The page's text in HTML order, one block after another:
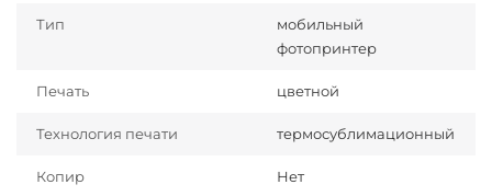
Тип
мобильный
фотопринтер
Печать цветной
Технология печати термосублимационный
Копир Нет